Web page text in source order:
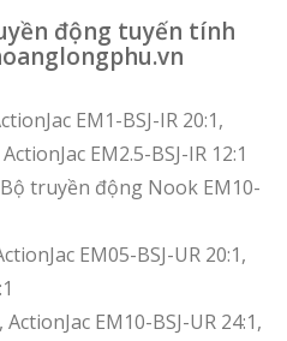
động tuyến tính
EM1-BSJ-IR 20:1,
EM2.5-BSJ-IR 12:1
Bộ truyền động Nook EM10-
EM05-BSJ-UR 20:1,
EM10-BSJ-UR 24:1,